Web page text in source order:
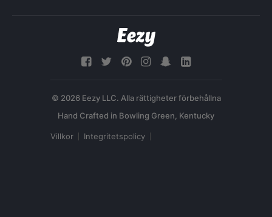
© 2026 Eezy LLC. Alla rättigheter förbehållna
Villkor Integritetspolicy